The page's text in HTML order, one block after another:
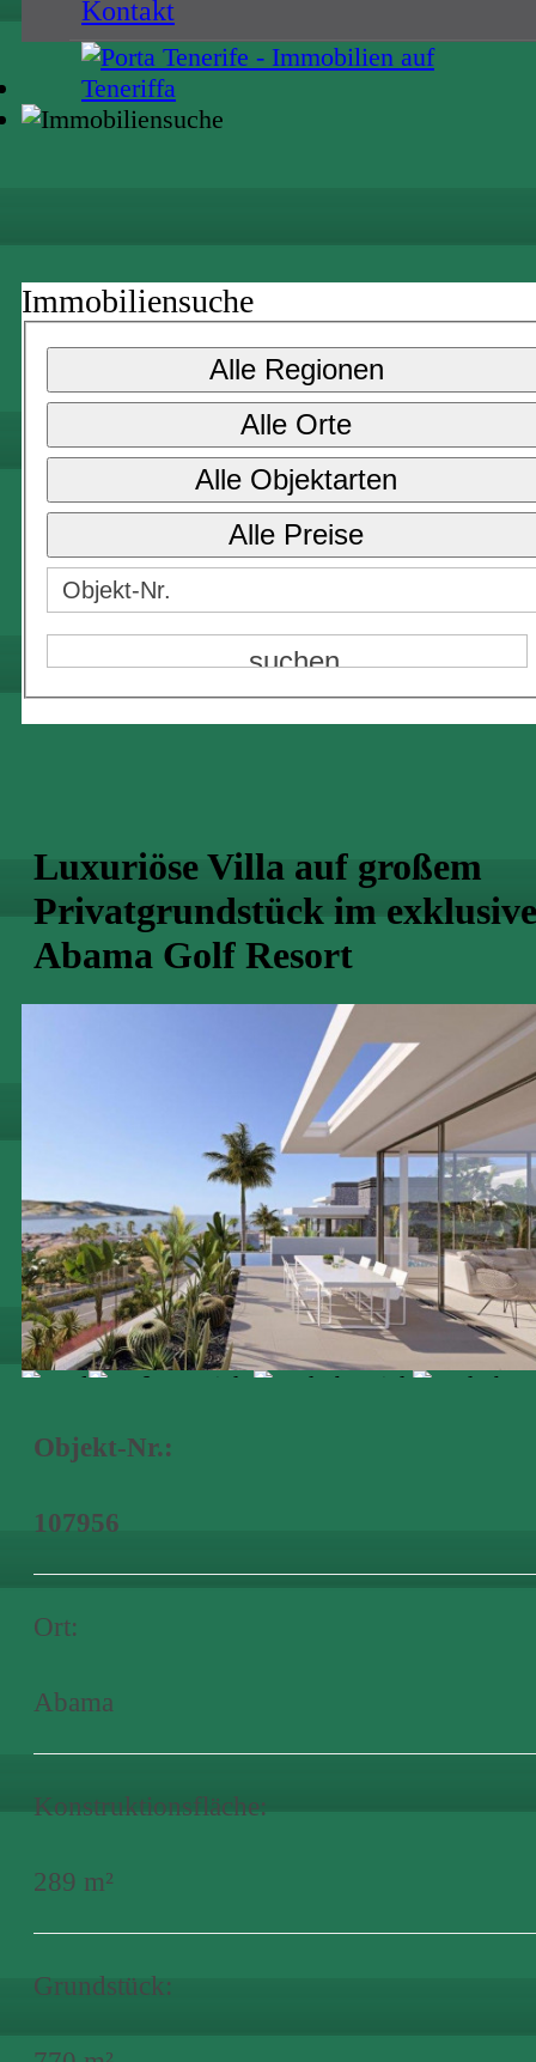
Kontakt
Immobiliensuche
Alle Regionen
Alle Orte
Alle Objektarten
Alle Preise
Luxuriöse Villa auf großem
Privatgrundstück im
Abama Golf Resort
Objekt-Nr.:
107956
Ort:
Abama
Konstruktionsfläche:
289 m²
Grundstück: